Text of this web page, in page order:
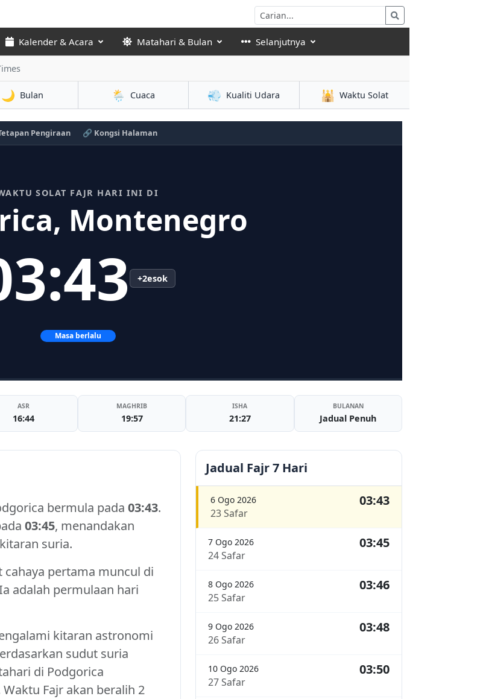
Kalender & Acara Matahari & Bulan Selanjutnya
🌙 Bulan 🌦️ Cuaca 💨 Kualiti Udara 🕌 Waktu Solat
Pengiraan 🔗 Kongsi Halaman
SOLAT FAJR HARI INI DI
Montenegro
+2esok
Masa berlalu
ASR
16:44
MAGHRIB
19:57
ISHA
21:27
BULANAN
Jadual Penuh
bermula pada 03:43.
03:45, menandakan
suria.
cahaya pertama muncul di
adalah permulaan hari
kitaran astronomi
sudut suria
di Podgorica
Fajr akan beralih 2
Jadual Fajr 7 Hari
6 Ogo 2026
23 Safar
03:43
7 Ogo 2026
24 Safar
03:45
8 Ogo 2026
25 Safar
03:46
9 Ogo 2026
26 Safar
03:48
10 Ogo 2026
27 Safar
03:50